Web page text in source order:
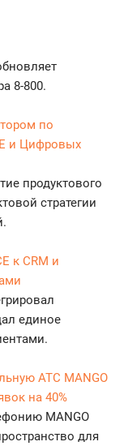
8-800.
по
и Цифровых
продуктового
стратегии
к CRM и
единое
АТС MANGO
на 40%
MANGO
для